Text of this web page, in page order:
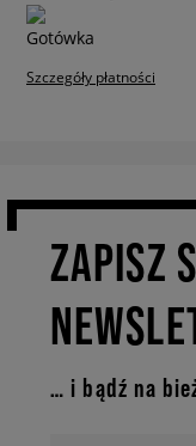
Szczegóły płatności
ZAPISZ
… i bądź na